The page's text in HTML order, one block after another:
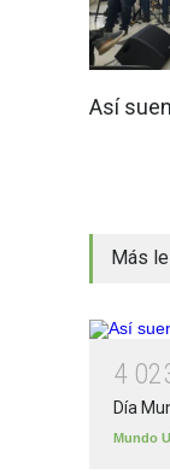
Así
Más
4 02
Día
Mundo U